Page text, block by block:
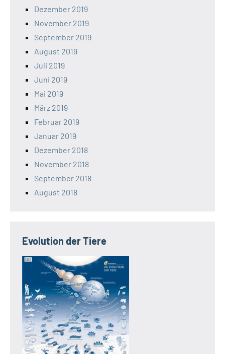
Dezember 2019
November 2019
September 2019
August 2019
Juli 2019
Juni 2019
Mai 2019
März 2019
Februar 2019
Januar 2019
Dezember 2018
November 2018
September 2018
August 2018
Evolution der Tiere